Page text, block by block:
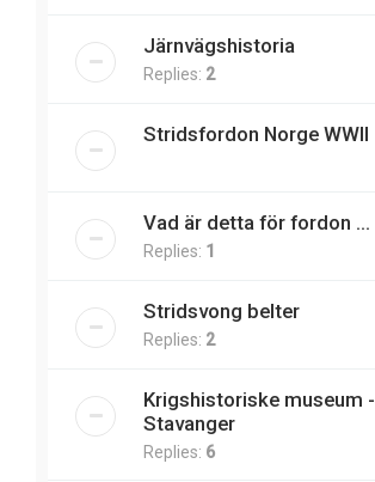
Järnvägshistoria
Replies: 2
Stridsfordon Norge WWII
Vad är detta för fordon ...
Replies: 1
Stridsvong belter
Replies: 2
Krigshistoriske museum -
Stavanger
Replies: 6